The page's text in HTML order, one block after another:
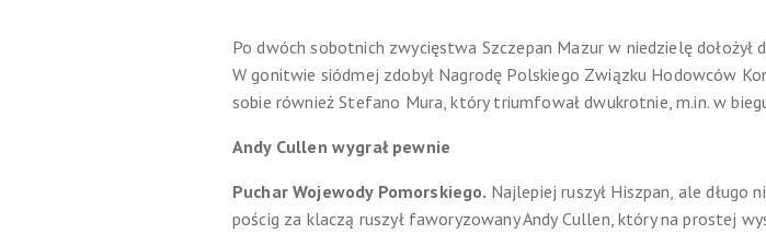
Po dwóch sobotnich zwycięstwa Szczepan Mazur w niedzielę
W gonitwie siódmej zdobył Nagrodę Polskiego Związku Hodowców
sobie również Stefano Mura, który triumfował dwukrotnie, m.in. w
Andy Cullen wygrał pewnie
Puchar Wojewody Pomorskiego. Najlepiej ruszył Hiszpan, ale długo
pościg za klaczą ruszył faworyzowany Andy Cullen, który na prostej